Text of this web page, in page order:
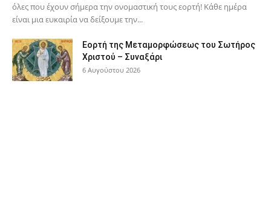
όλες που έχουν σήμερα την ονομαστική τους εορτή! Κάθε ημέρα
είναι μια ευκαιρία να δείξουμε την...
Εορτή της Μεταμορφώσεως του Σωτήρος
Χριστού – Συναξάρι
6 Αυγούστου 2026